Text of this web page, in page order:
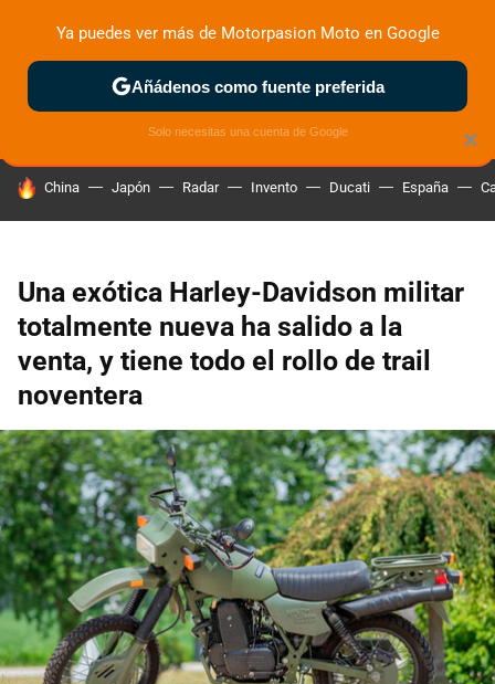
ZONA DE PRUEBAS DEPORTIVAS MOTOS ELÉCTRICAS
HOY SE HABLA DE
China Japón Radar Invento Ducati España
Una exótica Harley-Davidson militar
totalmente nueva ha salido a la
venta, y tiene todo el rollo de trail
noventera
×
Ya puedes ver más de Motorpasion Moto en Google
Añádenos como fuente preferida
Solo necesitas una cuenta de Google